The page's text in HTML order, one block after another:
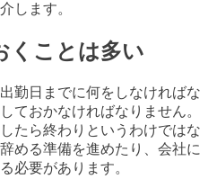
します。
くことは多い
勤日までに何をしなければな
ておかなければなりません。
たら終わりというわけではな
める準備を進めたり、会社に
必要があります。